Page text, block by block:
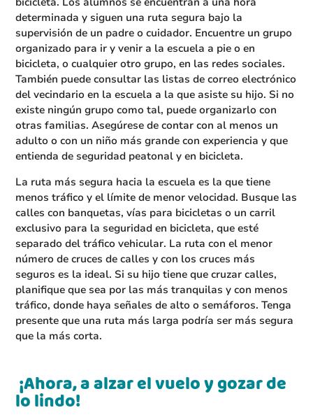
determinada y siguen una ruta segura bajo la
supervisión de un padre o cuidador. Encuentre un grupo
organizado para ir y venir a la escuela a pie o en
bicicleta, o cualquier otro grupo, en las redes sociales.
También puede consultar las listas de correo electrónico
del vecindario en la escuela a la que asiste su hijo. Si no
existe ningún grupo como tal, puede organizarlo con
otras familias. Asegúrese de contar con al menos un
adulto o con un niño más grande con experiencia y que
entienda de seguridad peatonal y en bicicleta.
La ruta más segura hacia la escuela es la que tiene
menos tráfico y el límite de menor velocidad. Busque las
calles con banquetas, vías para bicicletas o un carril
exclusivo para la seguridad en bicicleta, que esté
separado del tráfico vehicular. La ruta con el menor
número de cruces de calles y con los cruces más
seguros es la ideal. Si su hijo tiene que cruzar calles,
planifique que sea por las más tranquilas y con menos
tráfico, donde haya señales de alto o semáforos. Tenga
presente que una ruta más larga podría ser más segura
que la más corta.
¡Ahora, a alzar el vuelo y gozar de
lo lindo!